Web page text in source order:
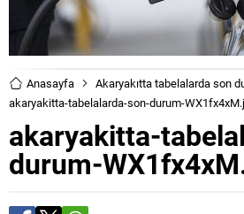
Anasayfa
Akaryakıtta tabelalarda son
akaryakitta-tabelalarda-son-durum-
akaryakitta-
durum-